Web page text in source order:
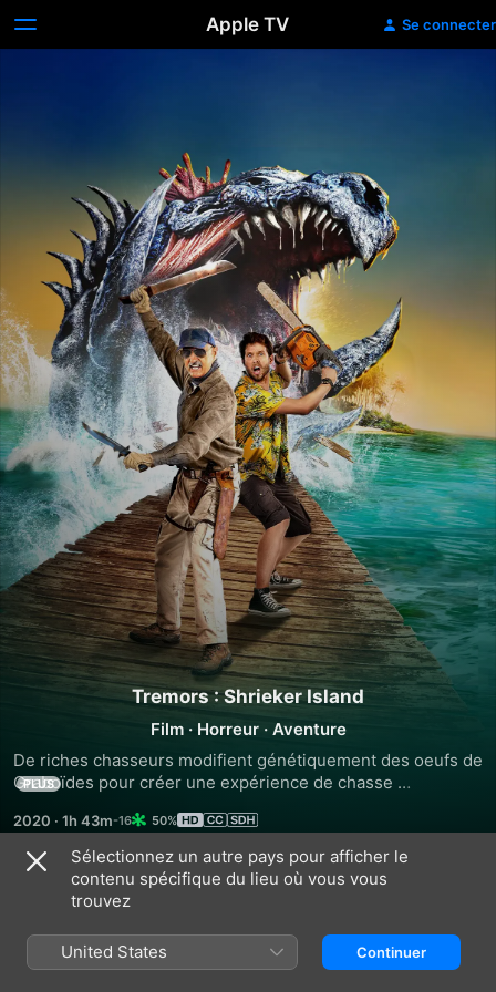
Apple TV Se connecter
Tremors : Shrieker Island
Film · Horreur · Aventure
De riches chasseurs modifient génétiquement des oeufs de
Graboïdes pour créer une expérience de chasse
proie s’échappe de leur petite île et commence à terroriser
les habitants d’un centre de recherche. La directrice du
laboratoire et son adjoint, Jimmy, trouvent le seul homme
qui soit expert dans l’abattage des Graboïdes : Burt
PLUS
2020 · 1h 43m 50%
Bandes-annonces
Sélectionnez un autre pays pour afficher le
contenu spécifique du lieu où vous vous
trouvez
United States Continuer